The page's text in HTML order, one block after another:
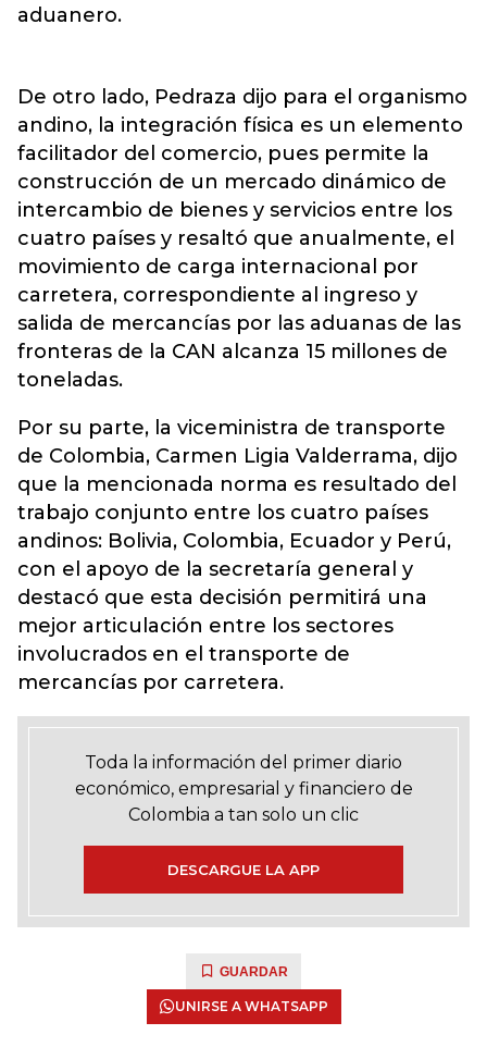
aduanero.
De otro lado, Pedraza dijo para el organismo
andino, la integración física es un elemento
facilitador del comercio, pues permite la
construcción de un mercado dinámico de
intercambio de bienes y servicios entre los
cuatro países y resaltó que anualmente, el
movimiento de carga internacional por
carretera, correspondiente al ingreso y
salida de mercancías por las aduanas de las
fronteras de la CAN alcanza 15 millones de
toneladas.
Por su parte, la viceministra de transporte
de Colombia, Carmen Ligia Valderrama, dijo
que la mencionada norma es resultado del
trabajo conjunto entre los cuatro países
andinos: Bolivia, Colombia, Ecuador y Perú,
con el apoyo de la secretaría general y
destacó que esta decisión permitirá una
mejor articulación entre los sectores
involucrados en el transporte de
mercancías por carretera.
Toda la información del primer diario
económico, empresarial y financiero de
Colombia a tan solo un clic
DESCARGUE LA APP
GUARDAR
UNIRSE A WHATSAPP